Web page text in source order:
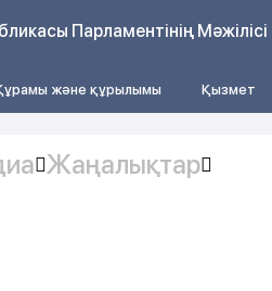
Парламентінің Мәжілісі
және құрылымы Қызмет
Жаңалықтар